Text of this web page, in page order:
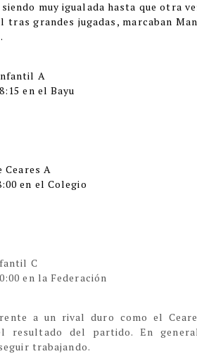
muy igualada hasta que otra
tras grandes jugadas, marcaban
A
en el Bayu
Ceares A
en el Colegio
C
en la Federación
a un rival duro como el
resultado del partido. En
trabajando.